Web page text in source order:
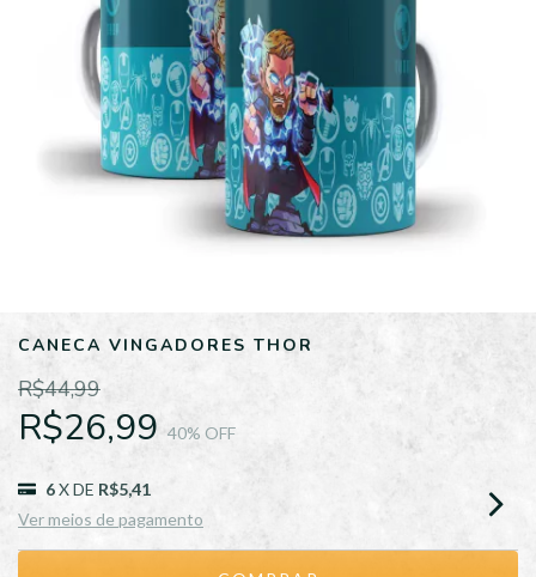
CANECA VINGADORES THOR
R$44,99
R$26,9940% OFF
6X DE R$5,41
Ver meios de pagamento